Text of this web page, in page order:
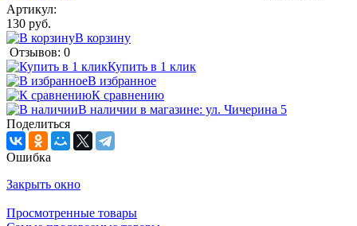
Артикул:
130 руб.
В корзину
Отзывов: 0
Купить в 1 клик
В избранное
К сравнению
В наличии в магазине: ул. Чичерина 5
Поделиться
Ошибка
Закрыть окно
Просмотренные товары